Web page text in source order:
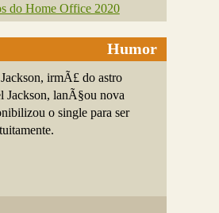
do Home Office 2020
Humor
irmÃ£ do astro
Jackson, lanÃ§ou nova
o single para ser